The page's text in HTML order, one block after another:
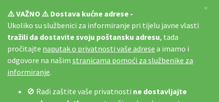
⚠️ VAŽNO ⚠️ Dostava kućne adrese -
Ukoliko su službenici za informiranje pri tijelu javne vlasti
tražili da dostavite svoju poštansku adresu, tada
pročitajte naputak o privatnosti vaše adrese a imamo i
odgovore na našim stranicama pomoći za službenike za
informiranje.
🚫 Radi zaštite vaše privatnosti ne dostavljajte
×